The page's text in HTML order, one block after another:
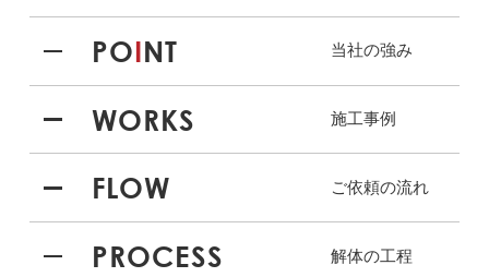
POINT 当社の強み
WORKS 施工事例
FLOW ご依頼の流れ
PROCESS 解体の工程